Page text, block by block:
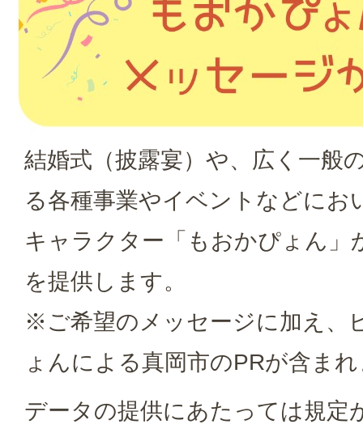
結婚式（披露宴）や、広く一般
る各種事業やイベントなどにお
キャラクター「もおかぴょん」
を提供します。
※ご希望のメッセージに加え、
ょんによる真岡市のPRが含ま
データの提供にあたっては規定